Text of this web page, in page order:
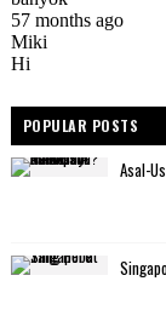
POPULAR POSTS
Asal-